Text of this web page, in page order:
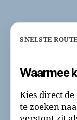
SNELSTE ROUTE
Waarmee
Kies direct
te zoeken